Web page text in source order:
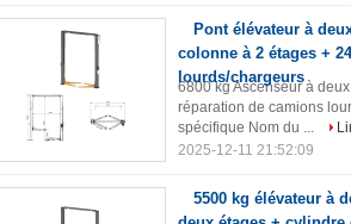
Pont élévateur à
colonne à 2 étages +
lourds/chargeurs
6800 kg Ascenseur à
réparation de camions
spécifique Nom du ...
2025-12-11 21:52:09
5500 kg élévateur à